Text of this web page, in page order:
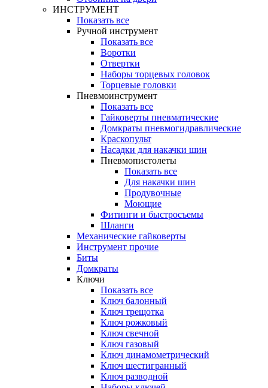
ИНСТРУМЕНТ
Показать все
Ручной инструмент
Показать все
Воротки
Отвертки
Наборы торцевых головок
Торцевые головки
Пневмоинструмент
Показать все
Гайковерты пневматические
Домкраты пневмогидравлические
Краскопульт
Насадки для накачки шин
Пневмопистолеты
Показать все
Для накачки шин
Продувочные
Моющие
Фитинги и быстросъемы
Шланги
Механические гайковерты
Инструмент прочиe
Биты
Домкраты
Ключи
Показать все
Ключ балонный
Ключ трещотка
Ключ рожковый
Ключ свечной
Ключ газовый
Ключ динамометрический
Ключ шестигранный
Ключ разводной